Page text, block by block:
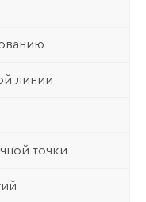
линии
точки